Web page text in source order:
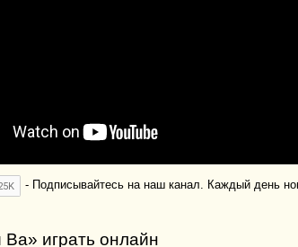
- Подписывайтесь на наш канал. Каждый день
играть онлайн